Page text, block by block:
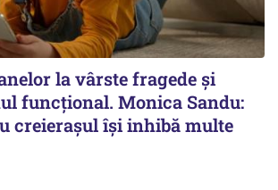
la vârste fragede și
funcțional. Monica Sandu:
creierașul își inhibă multe